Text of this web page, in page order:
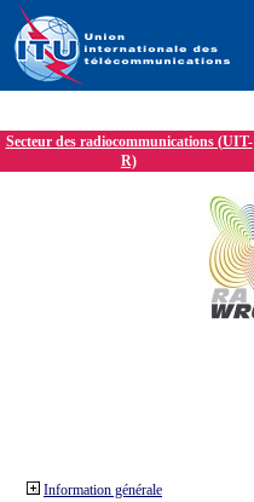
Secteur des radiocommunications (UIT-
R)
Information générale